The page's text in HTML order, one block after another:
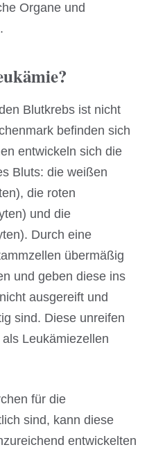
Organe und
Blutkrebs ist nicht
befinden sich
entwickeln sich die
Bluts: die weißen
die roten
und die
Durch eine
übermäßig
und geben diese ins
ausgereift und
sind. Diese unreifen
Leukämiezellen
für die
sind, kann diese
entwickelten